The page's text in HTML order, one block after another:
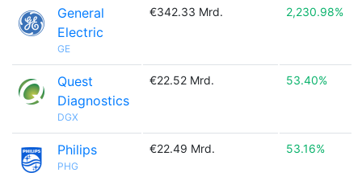
General
Electric
GE
€342.33 Mrd. 2,230.98%
Quest
Diagnostics
DGX
€22.52 Mrd. 53.40%
Philips
PHG
€22.49 Mrd. 53.16%